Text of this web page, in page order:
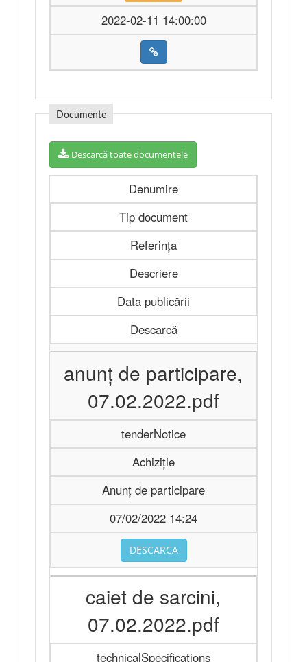
2022-02-11 14:00:00
Documente
Descarcă toate documentele
Denumire
Tip document
Referința
Descriere
Data publicării
Descarcă
anunț de participare,
07.02.2022.pdf
tenderNotice
Achiziție
Anunț de participare
07/02/2022 14:24
DESCARCA
caiet de sarcini,
07.02.2022.pdf
technicalSpecifications